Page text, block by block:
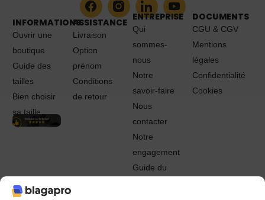
INFORMATIONS
Ouvrir une
boutique
Guide des
tailles
Bien choisir
sa taille
ASSISTANCE
Livraison
Option
prénom
Conditions
de retour
ENTREPRISE
Qui
sommes-
nous
Notre
savoir-faire
Nous
contacter
Notre
engagement
Guide du
DOCUMENTS
CGU & CGV
Mentions
légales
Confidentialité
Cookies
© 2022 - 2024 Blagapro. Tous droits réservés. Textiles